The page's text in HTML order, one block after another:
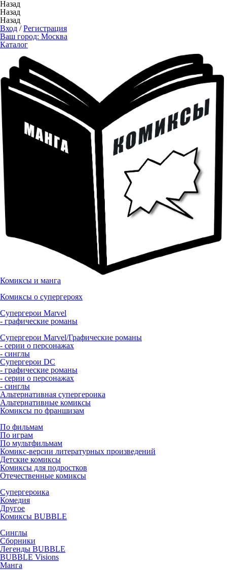
Назад
Назад
Назад
Вход /Регистрация
Ваш город: Москва
Каталог
Комиксы и манга
Комиксы о супергероях
Супергерои Marvel
- графические романы
Супергерои Marvel/Графические романы
- серии о персонажах
- синглы
Супергерои DC
- графические романы
- серии о персонажах
- синглы
Альтернативная супергероика
Альтернативные комиксы
Комиксы по франшизам
По фильмам
По играм
По мультфильмам
Комикс-версии литературных произведений
Детские комиксы
Комиксы для подростков
Отечественные комиксы
Супергероика
Комедия
Другое
Комиксы BUBBLE
Синглы
Сборники
Легенды BUBBLE
BUBBLE Visions
Манга